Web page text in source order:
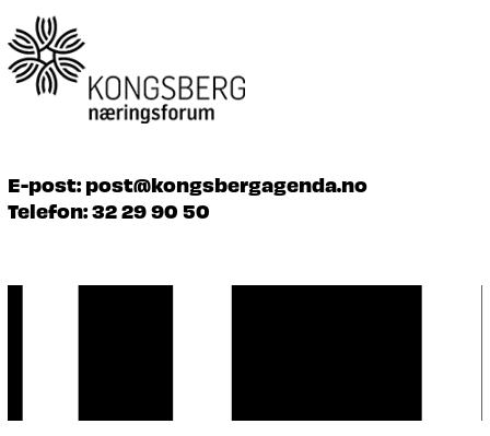
E-post: post@kongsbergagenda.no
Telefon:32 29 90 50